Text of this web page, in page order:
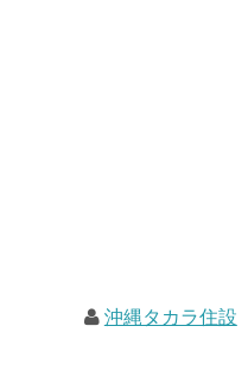
沖縄タカラ住設